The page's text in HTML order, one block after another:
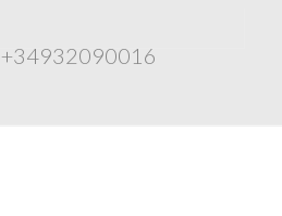
+34932090016